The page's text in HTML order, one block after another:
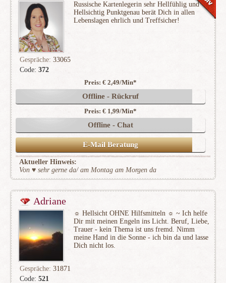
Code: 372
Russische Kartenlegerin sehr Hellfühlig und
Hellsichtig Punktgenau berät Dich in allen
Lebenslagen ehrlich und Treffsicher!
Gespräche: 33065
(10735)
Preis: € 2,49/Min*
Offline - Rückruf
Preis: € 1,99/Min*
Offline - Chat
E-Mail Beratung
Aktueller Hinweis:
Von ♥️ sehr gerne da/ am Montag am Morgen da
Adriane
Code: 521
☼ Hellsicht OHNE Hilfsmitteln ☼ ~ Ich helfe
Dir mit meinen Engeln ins Licht. Beruf, Liebe,
Trauer - kein Thema ist uns fremd. Nimm
meine Hand in die Sonne - ich bin da und lasse
Dich nicht los.
Gespräche: 31871